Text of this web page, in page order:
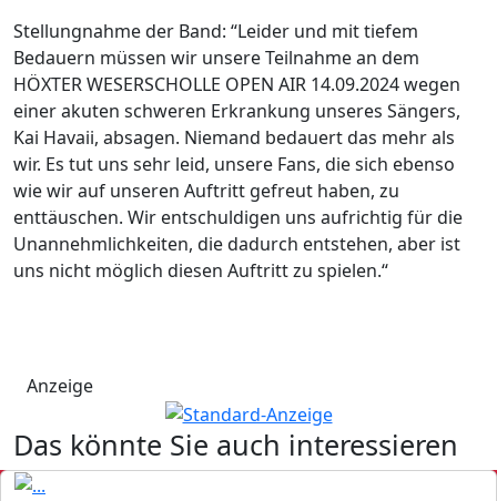
Stellungnahme der Band: “Leider und mit tiefem
Bedauern müssen wir unsere Teilnahme an dem
HÖXTER WESERSCHOLLE OPEN AIR 14.09.2024 wegen
einer akuten schweren Erkrankung unseres Sängers,
Kai Havaii, absagen. Niemand bedauert das mehr als
wir. Es tut uns sehr leid, unsere Fans, die sich ebenso
wie wir auf unseren Auftritt gefreut haben, zu
enttäuschen. Wir entschuldigen uns aufrichtig für die
Unannehmlichkeiten, die dadurch entstehen, aber ist
uns nicht möglich diesen Auftritt zu spielen.“
Anzeige
Das könnte Sie auch interessieren